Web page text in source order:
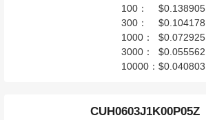
100：
$0.138905
300：
$0.104178
1000：
$0.072925
3000：
$0.055562
10000：$0.040803
CUH0603J1K00P05Z